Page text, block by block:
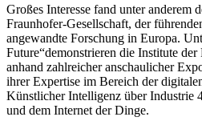
Großes Interesse fand unter anderem
Fraunhofer-Gesellschaft, der
angewandte Forschung in Europa.
Future“demonstrieren die Institute
anhand zahlreicher anschaulicher
ihrer Expertise im Bereich der
Künstlicher Intelligenz über Industrie
und dem Internet der Dinge.